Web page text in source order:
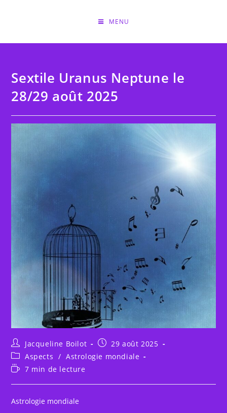
MENU
Sextile Uranus Neptune le
28/29 août 2025
Auteur/autrice
de
la
publication :
Jacqueline Boilot
Publication
publiée :
29 août 2025
Post
category:
Aspects / Astrologie mondiale
Temps
lecture :
7 min de lecture
Astrologie mondiale